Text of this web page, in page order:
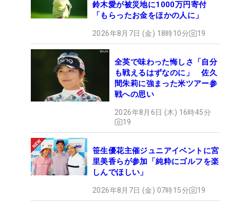
鈴木愛が被災地に1000万円寄付
「もらったお金をほかの人に」
2026年8月7日 (金) 18時10分 19
全英で味わった悔しさ「自分
も戦えるはずなのに」 佐久
間朱莉に強まった米ツアー参
戦への思い
2026年8月6日 (木) 16時45分
19
笹生優花主催ジュニアイベントに宮
里美香らが参加「純粋にゴルフを楽
しんでほしい」
2026年8月7日 (金) 07時15分 19